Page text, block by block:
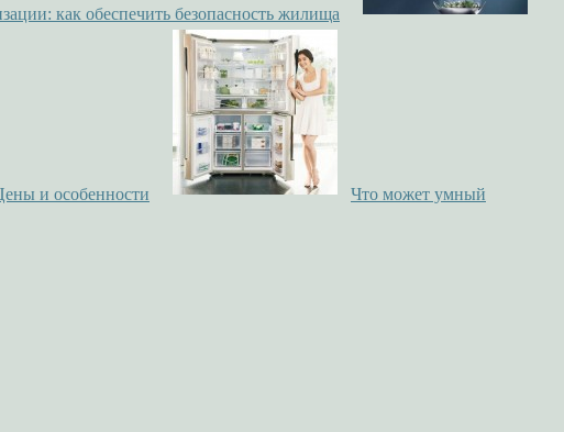
как обеспечить безопасность жилища
и особенности Что может умный